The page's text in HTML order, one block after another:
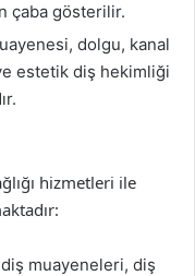
çaba gösterilir.
dolgu, kanal
estetik diş hekimliği
hizmetleri ile
muayeneleri, diş